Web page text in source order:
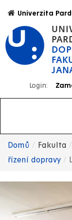
hlavnímu
obsahu
Univerzita
Login:
navigace
Domů Fakulta
řízení dopravy